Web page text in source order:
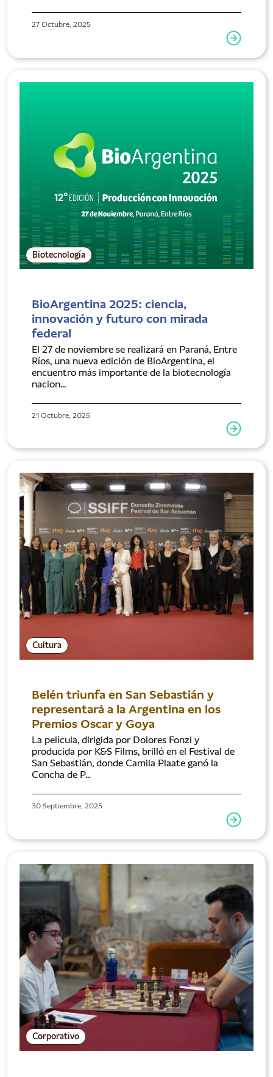
27 Octubre, 2025
Biotecnología
BioArgentina 2025: ciencia,
innovación y futuro con mirada
federal
El 27 de noviembre se realizará en Paraná, Entre
Ríos, una nueva edición de BioArgentina, el
encuentro más importante de la biotecnología
nacion...
21 Octubre, 2025
Cultura
Belén triunfa en San Sebastián y
representará a la Argentina en los
Premios Oscar y Goya
La película, dirigida por Dolores Fonzi y
producida por K&S Films, brilló en el Festival de
San Sebastián, donde Camila Plaate ganó la
Concha de P...
30 Septiembre, 2025
Corporativo